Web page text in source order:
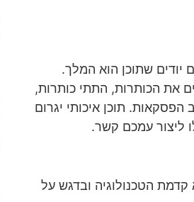
שתוכן הוא המלך.
את הכותרות, התתי כותרות,
תוכן איכותי יגרום
ליצור עמכם קשר.
הטכנולוגיה ובדגש על